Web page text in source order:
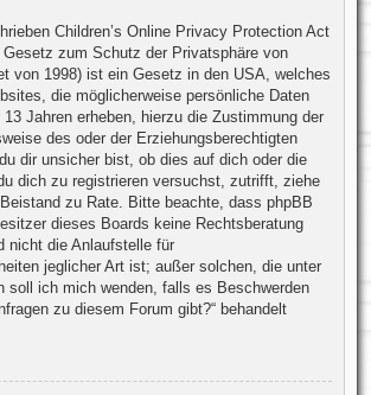
Children’s Online Privacy Protection Act
zum Schutz der Privatsphäre von
von 1998) ist ein Gesetz in den USA, welches
die möglicherweise persönliche Daten
Jahren erheben, hierzu die Zustimmung der
des oder der Erziehungsberechtigten
dir unsicher bist, ob dies auf dich oder die
dich zu registrieren versuchst, zutrifft, ziehe
zu Rate. Bitte beachte, dass phpBB
dieses Boards keine Rechtsberatung
nicht die Anlaufstelle für
jeglicher Art ist; außer solchen, die unter
soll ich mich wenden, falls es Beschwerden
zu diesem Forum gibt?“ behandelt